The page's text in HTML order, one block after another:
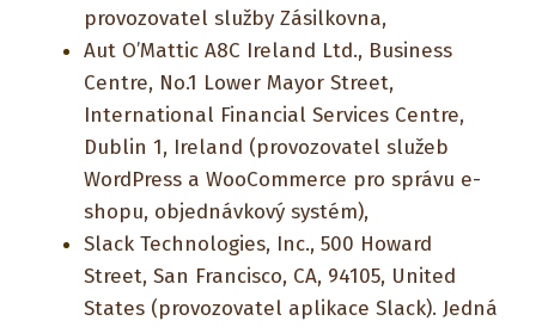
provozovatel služby Zásilkovna,
Aut O’Mattic A8C Ireland Ltd., Business
Centre, No.1 Lower Mayor Street,
International Financial Services Centre,
Dublin 1, Ireland (provozovatel služeb
WordPress a WooCommerce pro správu e-
shopu, objednávkový systém),
Slack Technologies, Inc., 500 Howard
Street, San Francisco, CA, 94105, United
States (provozovatel aplikace Slack). Jedná